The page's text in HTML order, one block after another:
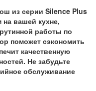
из серии Silence Plus
вашей кухне,
работы по
поможет сэкономить
качественную
Не забудьте
обслуживание